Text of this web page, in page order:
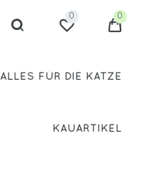
0 0
ALLES FÜR DIE KATZE
KAUARTIKEL